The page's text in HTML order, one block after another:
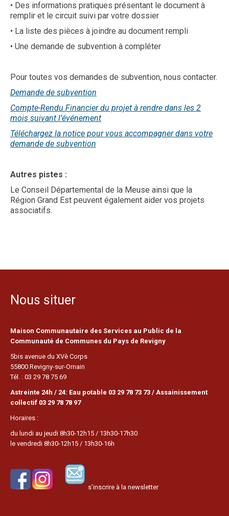
• Des informations pratiques présentant le document à
remplir et le circuit suivi par votre dossier
• La liste des pièces à joindre au document rempli
• Une demande de subvention à compléter
Pour toutes vos demandes de subvention, nous contacter.
Demande de subvention
Compte-Rendu Financier du projet à rendre dans les 2
mois suivant l’événement
Téléchargez la notice pour vous accompagner dans votre
demande de subvention
Autres pistes :
Le Conseil Départemental de la Meuse ainsi que la
Région Grand Est peuvent également aider vos projets
associatifs.
Nous situer
Maison Communautaire des Services au Public de la
Communauté de Communes du Pays de Revigny
5bis avenue du XVè Corps
55800 Revigny-sur-Ornain
Tél. : 03 29 78 75 69
Astreinte 24h / 24: Eau potable 03 29 78 73 73 / Assainissement
collectif 03 29 78 78 97
Horaires :
du lundi au jeudi 8h30-12h15 / 13h30-17h30
le vendredi 8h30-12h15 / 13h30-16h
s’inscrire à la newsletter